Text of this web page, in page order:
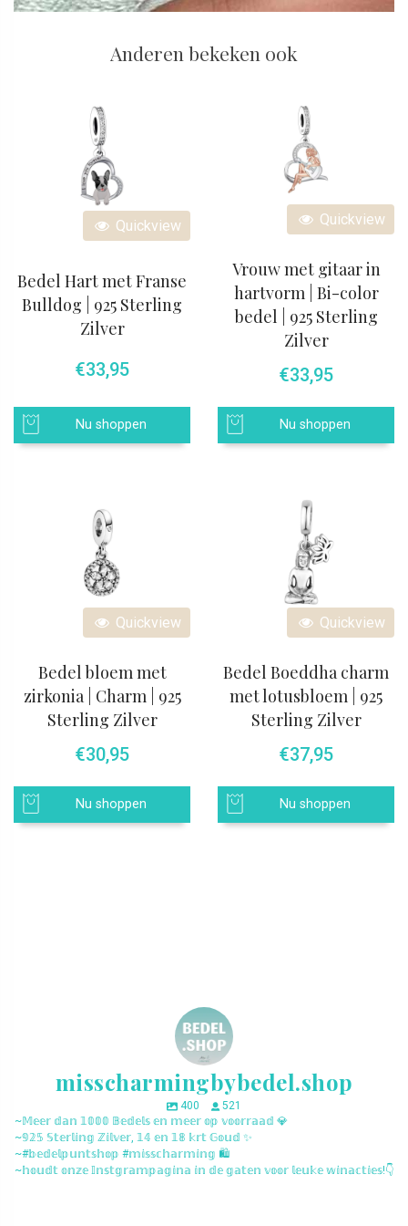
Anderen bekeken ook
Quickview
Bedel Hart met Franse
Bulldog | 925 Sterling
Zilver
€33,95
Nu shoppen
Quickview
Vrouw met gitaar in
hartvorm | Bi-color
bedel | 925 Sterling
Zilver
€33,95
Nu shoppen
Quickview
Bedel bloem met
zirkonia | Charm | 925
Sterling Zilver
€30,95
Nu shoppen
Quickview
Bedel Boeddha charm
met lotusbloem | 925
Sterling Zilver
€37,95
Nu shoppen
misscharmingbybedel.shop
400
521
~𝕄𝕖𝕖𝕣 𝕕𝕒𝕟 𝟙𝟘𝟘𝟘 𝔹𝕖𝕕𝕖𝕝𝕤 𝕖𝕟 𝕞𝕖𝕖𝕣 𝕠𝕡 𝕧𝕠𝕠𝕣𝕣𝕒𝕒𝕕 💎
~𝟡𝟚𝟝 𝕊𝕥𝕖𝕣𝕝𝕚𝕟𝕘 ℤ𝕚𝕝𝕧𝕖𝕣, 𝟙𝟜 𝕖𝕟 𝟙𝟠 𝕜𝕣𝕥 𝔾𝕠𝕦𝕕 ✨
~#𝕓𝕖𝕕𝕖𝕝𝕡𝕦𝕟𝕥𝕤𝕙𝕠𝕡 #𝕞𝕚𝕤𝕤𝕔𝕙𝕒𝕣𝕞𝕚𝕟𝕘 🛍️
~𝕙𝕠𝕦𝕕𝕥 𝕠𝕟𝕫𝕖 𝕀𝕟𝕤𝕥𝕘𝕣𝕒𝕞𝕡𝕒𝕘𝕚𝕟𝕒 𝕚𝕟 𝕕𝕖 𝕘𝕒𝕥𝕖𝕟 𝕧𝕠𝕠𝕣 𝕝𝕖𝕦𝕜𝕖 𝕨𝕚𝕟𝕒𝕔𝕥𝕚𝕖𝕤!👇